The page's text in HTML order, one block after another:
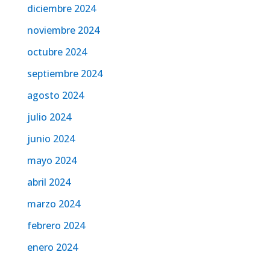
diciembre 2024
noviembre 2024
octubre 2024
septiembre 2024
agosto 2024
julio 2024
junio 2024
mayo 2024
abril 2024
marzo 2024
febrero 2024
enero 2024